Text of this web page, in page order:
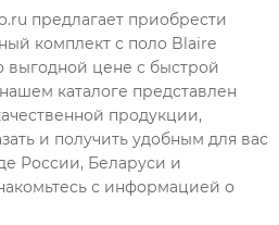
предлагает приобрести
комплект с поло Blaire
выгодной цене с быстрой
каталоге представлен
продукции,
и получить удобным для вас
России, Беларуси и
с информацией о